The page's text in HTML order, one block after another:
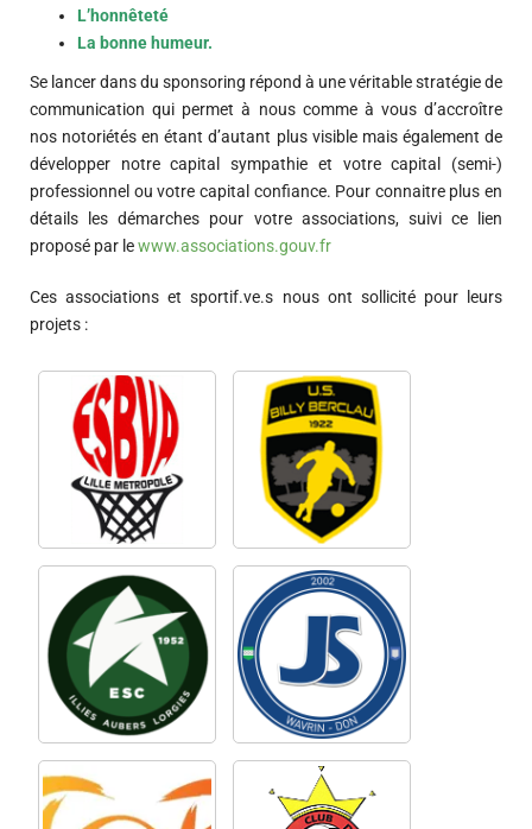
L’honnêteté
La bonne humeur.
Se lancer dans du sponsoring répond à une véritable stratégie de
communication qui permet à nous comme à vous d’accroître
nos notoriétés en étant d’autant plus visible mais également de
développer notre capital sympathie et votre capital (semi-)
professionnel ou votre capital confiance. Pour connaitre plus en
détails les démarches pour votre associations, suivi ce lien
proposé par lewww.associations.gouv.fr
Ces associations et sportif.ve.s nous ont sollicité pour leurs
projets :